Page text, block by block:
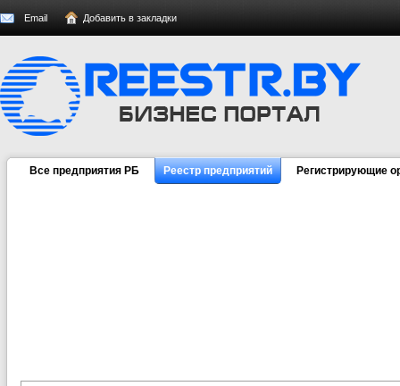
Email Добавить в закладки
Все предприятия РБ Реестр предприятий Регистрирующие